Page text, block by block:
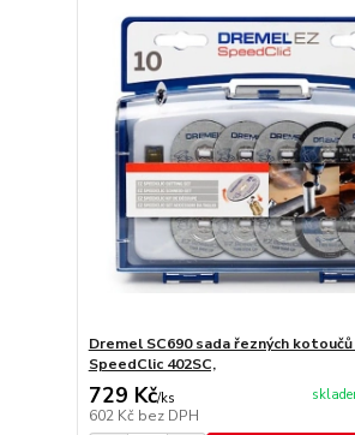
Dremel SC690 sada řezných
SpeedClic 402SC,
729 Kč/ks
602 Kč bez DPH